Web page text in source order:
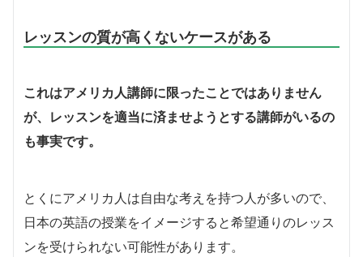
レッスンの質が高くないケースがある
これはアメリカ人講師に限ったことではありません
が、レッスンを適当に済ませようとする講師がいるの
も事実です。
とくにアメリカ人は自由な考えを持つ人が多いので、
日本の英語の授業をイメージすると希望通りのレッス
ンを受けられない可能性があります。